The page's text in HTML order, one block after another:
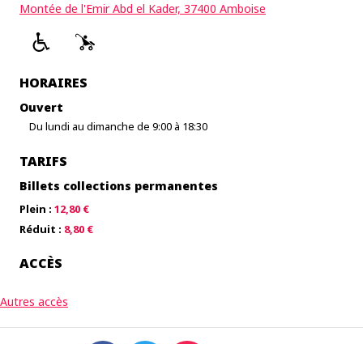
Montée de l'Emir Abd el Kader, 37400 Amboise
HORAIRES
Ouvert
Du lundi au dimanche de 9:00 à 18:30
TARIFS
Billets collections permanentes
Plein : 12,80 €
Réduit : 8,80 €
ACCÈS
Autres accès